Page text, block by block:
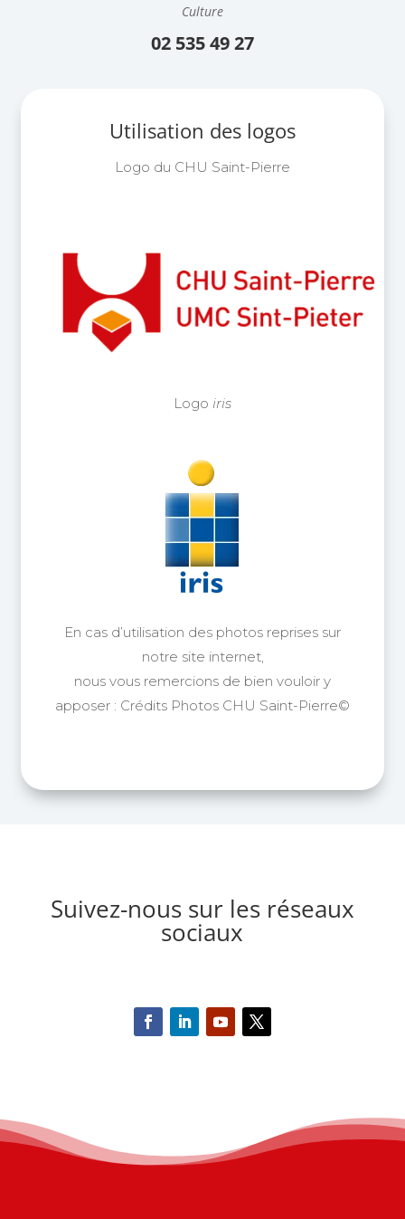
Culture
02 535 49 27
Utilisation des logos
Logo du CHU Saint-Pierre
Logo iris
En cas d’utilisation des photos reprises sur
notre site internet,
nous vous remercions de bien vouloir y
apposer : Crédits Photos CHU Saint-Pierre©
Suivez-nous sur les réseaux
sociaux